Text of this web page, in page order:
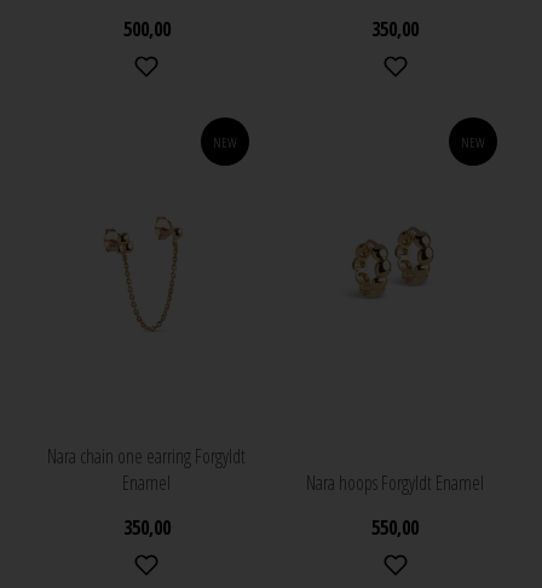
500,00
350,00
NEW
Nara chain one earring Forgyldt
Enamel
350,00
NEW
Nara hoops Forgyldt Enamel
550,00